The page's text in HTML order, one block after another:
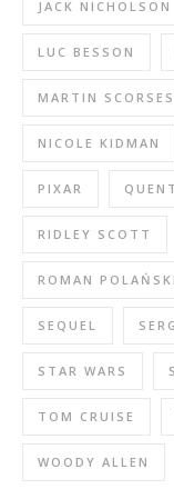
JACK NICHOLSON
LUC BESSON
MARTIN
NICOLE KIDMAN
PIXAR
RIDLEY SCOTT
ROMAN POLAŃSKI
SEQUEL
STAR WARS
TOM CRUISE
WOODY ALLEN